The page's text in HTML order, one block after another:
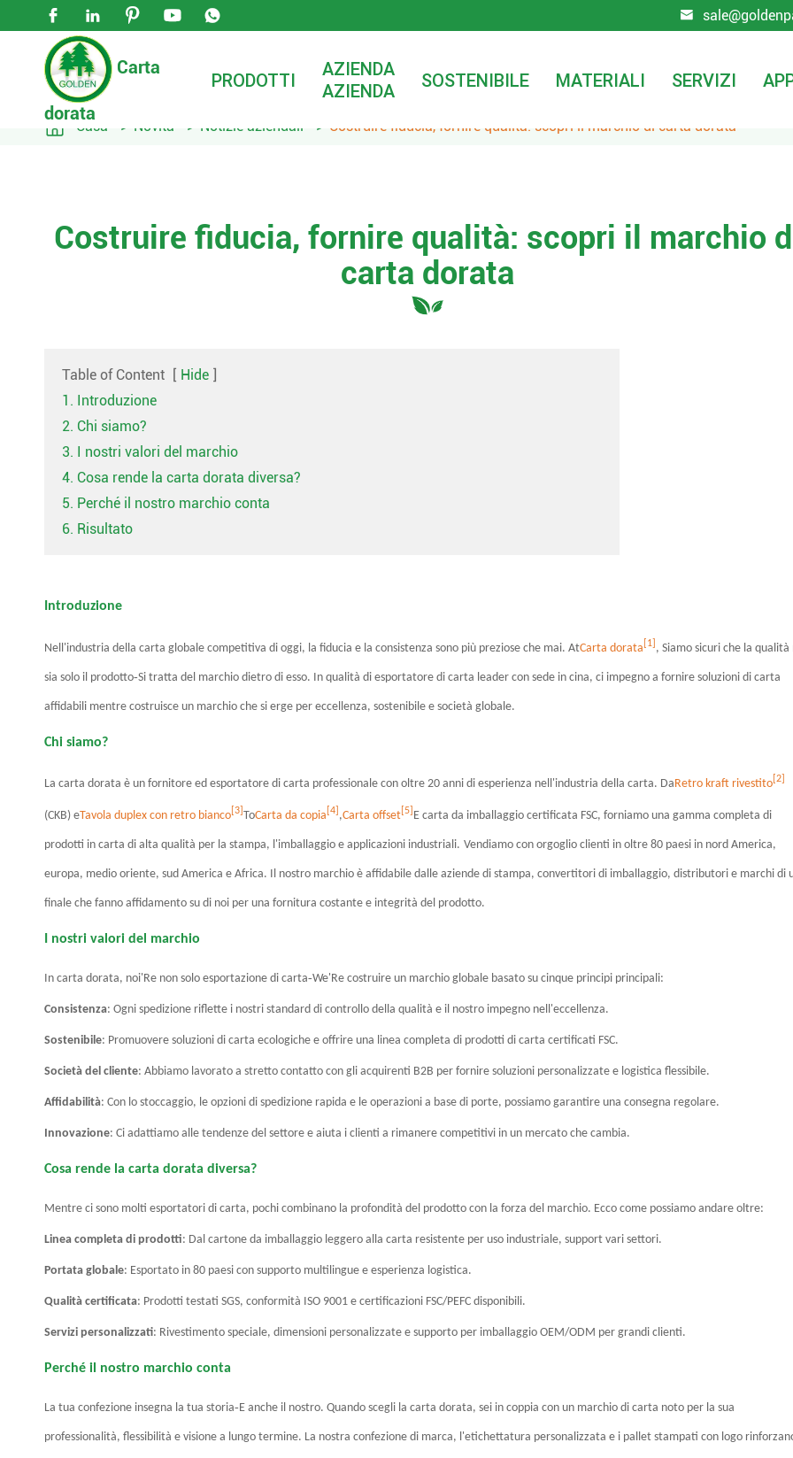
     
Carta
dorata
PRODOTTI
AZIENDA
AZIENDA
SOSTENIBILE MATERIALI SERVIZI
 Casa Novità Notizie aziendali Costruire fiducia, fornire qualità: scopri il marchio di carta dorata
Costruire fiducia, fornire qualità: scopri il marchio
carta dorata
Table of Content [ Hide ]
1. Introduzione
2. Chi siamo?
3. I nostri valori del marchio
4. Cosa rende la carta dorata diversa?
5. Perché il nostro marchio conta
6. Risultato
Introduzione
Nell'industria della carta globale competitiva di oggi, la fiducia e la consistenza sono più preziose che mai. AtCarta dorata [1] , Siamo sicuri che la qualità
sia solo il prodotto-Si tratta del marchio dietro di esso. In qualità di esportatore di carta leader con sede in cina, ci impegno a fornire soluzioni di carta
affidabili mentre costruisce un marchio che si erge per eccellenza, sostenibile e società globale.
Chi siamo?
La carta dorata è un fornitore ed esportatore di carta professionale con oltre 20 anni di esperienza nell'industria della carta. DaRetro kraft rivestito [2]
(CKB) eTavola duplex con retro bianco [3] ToCarta da copia [4] ,Carta offset [5] E carta da imballaggio certificata FSC, forniamo una gamma completa di
prodotti in carta di alta qualità per la stampa, l'imballaggio e applicazioni industriali. Vendiamo con orgoglio clienti in oltre 80 paesi in nord America,
europa, medio oriente, sud America e Africa. Il nostro marchio è affidabile dalle aziende di stampa, convertitori di imballaggio, distributori e marchi di
finale che fanno affidamento su di noi per una fornitura costante e integrità del prodotto.
I nostri valori del marchio
In carta dorata, noi' Re non solo esportazione di carta-We' Re costruire un marchio globale basato su cinque principi principali:
Consistenza: Ogni spedizione riflette i nostri standard di controllo della qualità e il nostro impegno nell'eccellenza.
Sostenibile: Promuovere soluzioni di carta ecologiche e offrire una linea completa di prodotti di carta certificati FSC.
Società del cliente: Abbiamo lavorato a stretto contatto con gli acquirenti B2B per fornire soluzioni personalizzate e logistica flessibile.
Affidabilità: Con lo stoccaggio, le opzioni di spedizione rapida e le operazioni a base di porte, possiamo garantire una consegna regolare.
Innovazione: Ci adattiamo alle tendenze del settore e aiuta i clienti a rimanere competitivi in un mercato che cambia.
Cosa rende la carta dorata diversa?
Mentre ci sono molti esportatori di carta, pochi combinano la profondità del prodotto con la forza del marchio. Ecco come possiamo andare oltre:
Linea completa di prodotti: Dal cartone da imballaggio leggero alla carta resistente per uso industriale, support vari settori.
Portata globale: Esportato in 80 paesi con supporto multilingue e esperienza logistica.
Qualità certificata: Prodotti testati SGS, conformità ISO 9001 e certificazioni FSC/PEFC disponibili.
Servizi personalizzati: Rivestimento speciale, dimensioni personalizzate e supporto per imballaggio OEM/ODM per grandi clienti.
Perché il nostro marchio conta
La tua confezione insegna la tua storia-E anche il nostro. Quando scegli la carta dorata, sei in coppia con un marchio di carta noto per la sua
professionalità, flessibilità e visione a lungo termine. La nostra confezione di marca, l'etichettatura personalizzata e i pallet stampati con logo